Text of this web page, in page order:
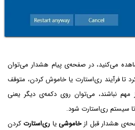
می‌کنید، در صفحه‌ی پیام هشدار می‌توان
تا فرآیند ری‌استارت یا خاموش کردن، متوقف
مهم نباشند، می‌توان روی دکمه‌ی دیگر یعنی
سیستم ری‌استارت شود.
هشدار قبل ازخاموشییا ری‌استارت کردن